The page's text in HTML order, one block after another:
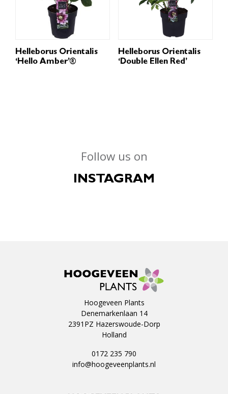
Helleborus Orientalis
‘Hello Amber’®
Helleborus Orientalis
‘Double Ellen Red’
Follow us on
INSTAGRAM
Hoogeveen Plants
Denemarkenlaan 14
2391PZ Hazerswoude-Dorp
Holland
0172 235 790
info@hoogeveenplants.nl